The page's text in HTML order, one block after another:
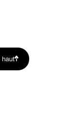
haut